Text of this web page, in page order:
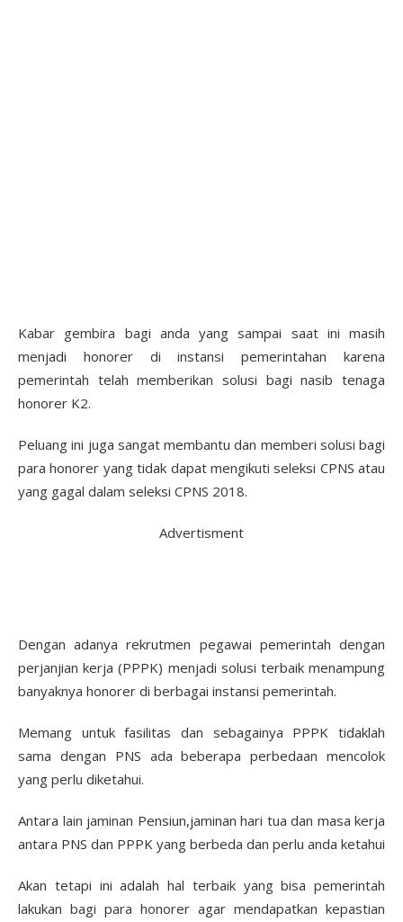
Kabar gembira bagi anda yang sampai saat ini masih
menjadi honorer di instansi pemerintahan karena
pemerintah telah memberikan solusi bagi nasib tenaga
honorer K2.
Peluang ini juga sangat membantu dan memberi solusi bagi
para honorer yang tidak dapat mengikuti seleksi CPNS atau
yang gagal dalam seleksi CPNS 2018.
Advertisment
Dengan adanya rekrutmen pegawai pemerintah dengan
perjanjian kerja (PPPK) menjadi solusi terbaik menampung
banyaknya honorer di berbagai instansi pemerintah.
Memang untuk fasilitas dan sebagainya PPPK tidaklah
sama dengan PNS ada beberapa perbedaan mencolok
yang perlu diketahui.
Antara lain jaminan Pensiun,jaminan hari tua dan masa kerja
antara PNS dan PPPK yang berbeda dan perlu anda ketahui
Akan tetapi ini adalah hal terbaik yang bisa pemerintah
lakukan bagi para honorer agar mendapatkan kepastian